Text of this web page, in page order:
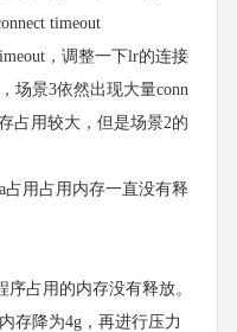
timeout
，调整一下lr的连接
场景3依然出现大量conn
占用较大，但是场景2的
用占用内存一直没有释
占用的内存没有释放。
降为4g，再进行压力